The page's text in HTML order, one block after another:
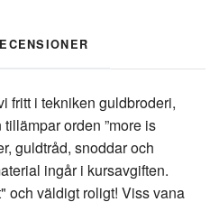
fritt i tekniken guldbroderi,
orden ”more is
guldtråd, snoddar och
ingår i kursavgiften.
och väldigt roligt! Viss vana